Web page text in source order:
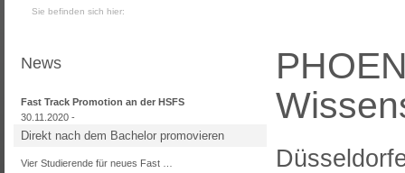
Sie befinden sich hier:
News
Fast Track Promotion an der HSFS
30.11.2020 -
Direkt nach dem Bachelor promovieren
Vier Studierende für neues Fast …